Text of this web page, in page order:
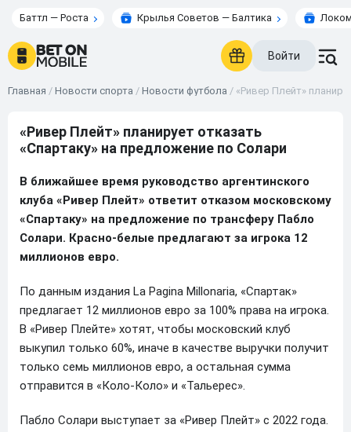
Баттл — Роста Крылья Советов — Балтика
Войти
Главная / Новости спорта / Новости футбола / «Ривер Плейт»
«Ривер Плейт» планирует отказать
«Спартаку» на предложение по Солари
В ближайшее время руководство аргентинского
клуба «Ривер Плейт» ответит отказом московскому
«Спартаку» на предложение по трансферу Пабло
Солари. Красно-белые предлагают за игрока 12
миллионов евро.
По данным издания La Pagina Millonaria, «Спартак»
предлагает 12 миллионов евро за 100% права на игрока.
В «Ривер Плейте» хотят, чтобы московский клуб
выкупил только 60%, иначе в качестве выручки получит
только семь миллионов евро, а остальная сумма
отправится в «Коло-Коло» и «Тальерес».
Пабло Солари выступает за «Ривер Плейт» с 2022 года.